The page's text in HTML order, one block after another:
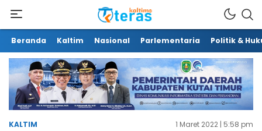
Beranda Kaltim Nasional Parlementaria Politik &
KALTIM 1 Maret 2022 | 5:58 pm